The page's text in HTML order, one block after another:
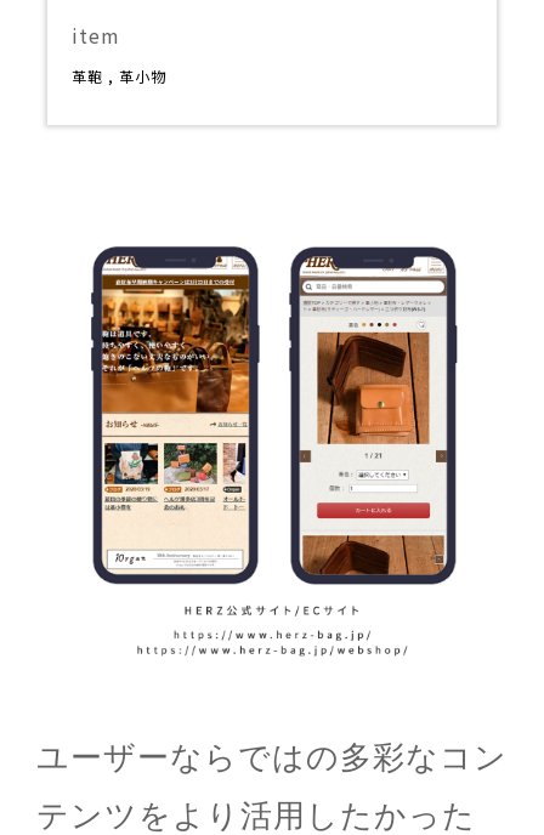
item
革鞄 , 革小物
ユーザーならではの多彩なコン
テンツをより活用したかった